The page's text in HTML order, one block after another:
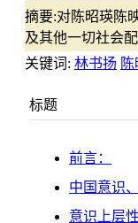
摘要:对陈昭瑛陈
及其他一切社会
关键词: 林书扬
标题
前言：
中国意识
意识上层